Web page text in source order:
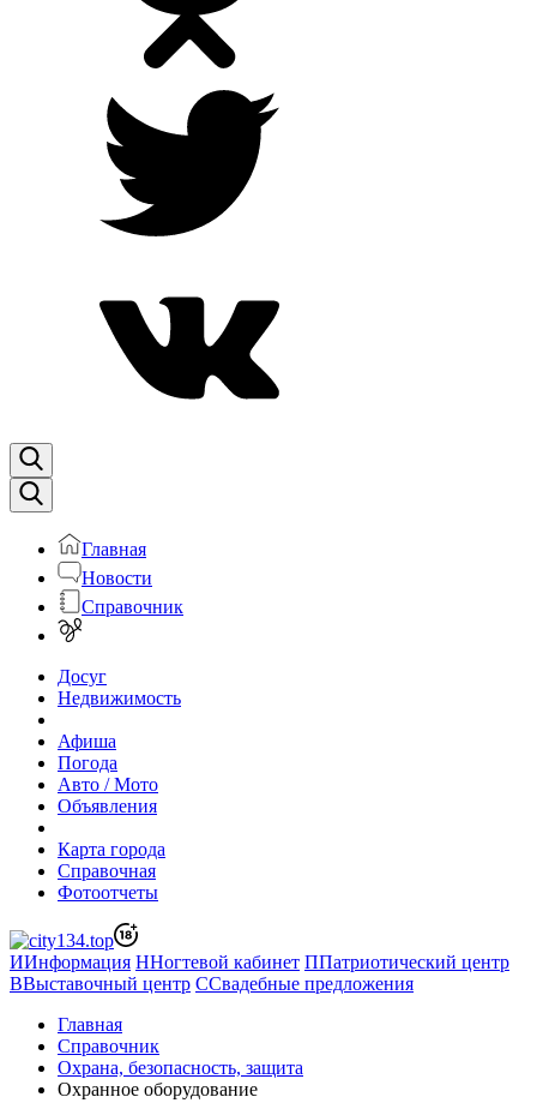
Главная
Новости
Справочник
Досуг
Недвижимость
Афиша
Погода
Авто / Мото
Объявления
Карта города
Справочная
Фотоотчеты
ИИнформация ННогтевой кабинет ППатриотический центр
ВВыставочный центр ССвадебные предложения
Главная
Справочник
Охрана, безопасность, защита
Охранное оборудование